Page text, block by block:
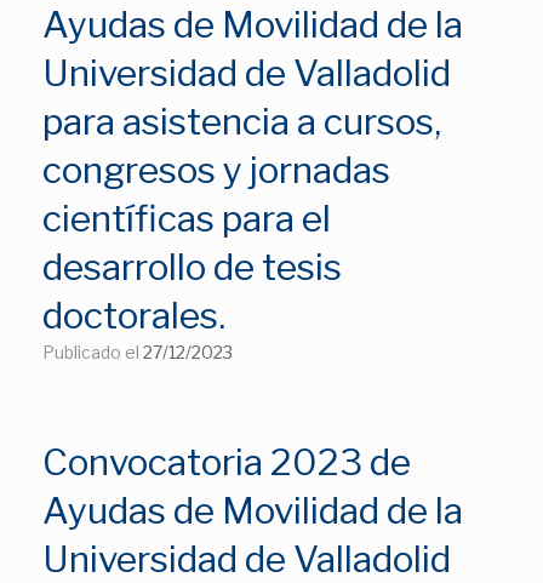
Ayudas de Movilidad de la
Universidad de Valladolid
para asistencia a cursos,
congresos y jornadas
científicas para el
desarrollo de tesis
doctorales.
Publicado el 27/12/2023
Convocatoria 2023 de
Ayudas de Movilidad de la
Universidad de Valladolid